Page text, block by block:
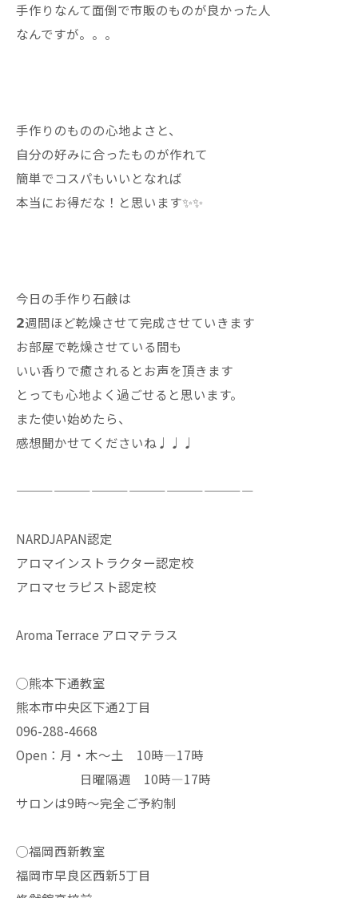
手作りなんて面倒で市販のものが良かった人
なんですが。。。
手作りのものの心地よさと、
自分の好みに合ったものが作れて
簡単でコスパもいいとなれば
本当にお得だな！と思います✨✨
今日の手作り石鹸は
𝟮週間ほど乾燥させて完成させていきます
お部屋で乾燥させている間も
いい香りで癒されるとお声を頂きます
とっても心地よく過ごせると思います。
また使い始めたら、
感想聞かせてくださいね♩♩♩
———————————————————
NARDJAPAN認定
アロマインストラクター認定校
アロマセラピスト認定校
Aroma Terrace アロマテラス
◯熊本下通教室
熊本市中央区下通2丁目
096-288-4668
Open：月・木〜土 10時—17時
日曜隔週 10時—17時
サロンは9時〜完全ご予約制
◯福岡西新教室
福岡市早良区西新5丁目